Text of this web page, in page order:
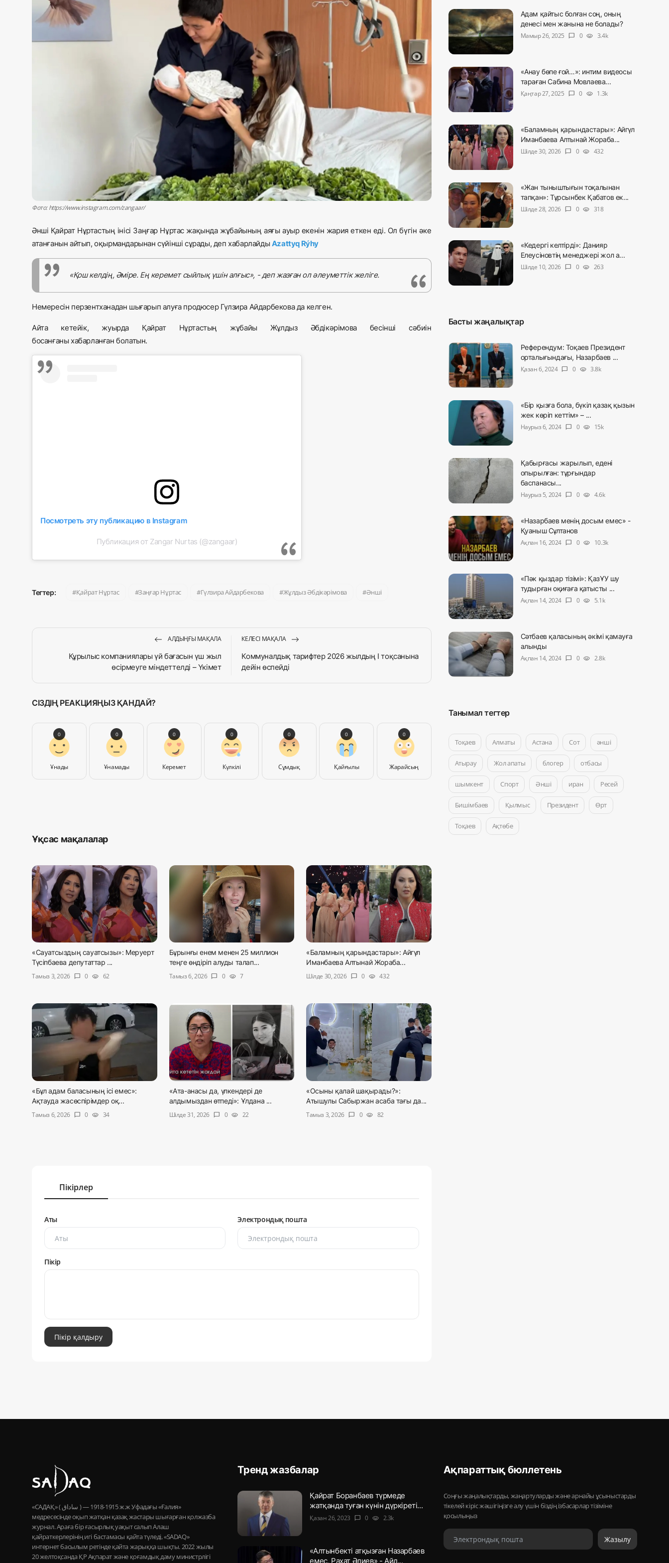
Жаңалықтар
Фото: https://www.instagram.com/zangaar/
Әнші Қайрат Нұртастың інісі Заңғар Нұртас жақында жұбайының аяғы ауыр екенін жария еткен еді. Ол бүгін әке
атанғанын айтып, оқырмандарынан сүйінші сұрады, деп хабарлайды Azattyq Rýhy
«Қош келдің, Әміре. Ең керемет сыйлық үшін алғыс», - деп жазған ол әлеуметтік желіге.
Немересін перзентханадан шығарып алуға продюсер Гүлзира Айдарбекова да келген.
Айта кетейік, жуырда Қайрат Нұртастың жұбайы Жұлдыз Әбдікәрімова бесінші сәбиін
босанғаны хабарланғанболатын.
Посмотреть эту публикацию в Instagram
Публикация от Zangar Nurtas (@zangaar)
Тегтер: Қайрат Нұртас Заңғар Нұртас Гүлзира Айдарбекова Жұлдыз Әбдікәрімова Әнші
АЛДЫҢҒЫ МАҚАЛА
Құрылыс компаниялары үй бағасын үш жыл
өсірмеуге міндеттелді – Үкімет
КЕЛЕСІ МАҚАЛА
Коммуналдық тарифтер 2026 жылдың І тоқсанына
дейін өспейді
СІЗДІҢ РЕАКЦИЯҢЫЗ ҚАНДАЙ?
Ұнады
0
Ұнамады
0
Керемет
0
Күлкілі
0
Сұмдық
0
Қайғылы
0
Жарайсың
0
Ұқсас мақалалар
«Сауатсыздың сауатсызы»: Меруерт
Түсіпбаева депутаттар ...
Тамыз 3, 2026 chat_bubble 0 visibility 62
Бұрынғы енем менен 25 миллион
теңге өндіріп алуды талап...
Тамыз 6, 2026 chat_bubble 0 visibility 7
«Баламның қарындастары»: Айгүл
Иманбаева Алтынай Жораба...
Шілде 30, 2026 chat_bubble 0 visibility 432
«Бұл адам баласының ісі емес»:
Ақтауда жасөспірімдер оқ...
Тамыз 6, 2026
chat_bubble 0 visibility 34
«Ата-анасы да, үлкендері де
алдымыздан өтпеді»: Ұлдана ...
Шілде 31, 2026
chat_bubble 0 visibility 22
«Осыны қалай шақырады?»:
Атышулы Сабыржан асаба тағы да...
Тамыз 3, 2026
chat_bubble 0 visibility 82
Пікірлер
Аты Электрондық пошта
Пікір
Пікір қалдыру
Адам қайтыс болған соң, оның
денесі мен жанына не болады?
Мамыр 26, 2025
chat_bubble 0 visibility 3.4k
«Анау бөпе ғой…»: интим видеосы
тараған Сабина Мовлаева...
Қаңтар 27, 2025
chat_bubble 0 visibility 1.3k
«Баламның қарындастары»: Айгүл
Иманбаева Алтынай Жораба...
Шілде 30, 2026
chat_bubble 0 visibility 432
«Жан тыныштығын тоқалынан
тапқан»: Тұрсынбек Қабатов ек...
Шілде 28, 2026
chat_bubble 0 visibility 318
«Кедергі келтірді»: Данияр
Елеусіновтің менеджері жол а...
Шілде 10, 2026
chat_bubble 0 visibility 263
Басты жаңалықтар
Референдум: Тоқаев Президент
орталығындағы, Назарбаев ...
Қазан 6, 2024 chat_bubble 0 visibility 3.8k
«Бір қызға бола, бүкіл қазақ қызын
жек көріп кеттім» – ...
Наурыз 6, 2024
chat_bubble 0 visibility 15k
Қабырғасы жарылып, едені
опырылған: тұрғындар
баспанасы...
Наурыз 5, 2024
chat_bubble 0 visibility 4.6k
«Назарбаев менің досым емес» -
Қуаныш Сұлтанов
Ақпан 16, 2024
chat_bubble 0 visibility 10.3k
«Пәк қыздар тізімі»: ҚазҰУ шу
тудырған оқиғаға қатысты ...
Ақпан 14, 2024
chat_bubble 0 visibility 5.1k
Сәтбаев қаласының әкімі қамауға
алынды
Ақпан 14, 2024
chat_bubble 0 visibility 2.8k
Танымал тегтер
Тоқаев Алматы Астана Сот әнші
Атырау Жол апаты блогер отбасы
шымкент Спорт Әнші иран Ресей
Бишімбаев Қылмыс Президент Өрт
Тоқаев Ақтөбе
«САДАҚ» ( ساداق ) — 1915-1918 ж.ж Уфадағы «Ғалия»
медресесінде оқып жатқан қазақ жастары шығарған қолжазба
журнал. Араға бір ғасырлық уақыт салып Алаш
қайраткерлерінің игі бастамасы қайта түледі, «SADAQ»
интернет басылым ретінде қайта жарыққа шықты. 2022 жылы
20 желтоқсанда ҚР Ақпарат және қоғамдық даму министрлігі
Тренд жазбалар
Қайрат Боранбаев түрмеде
жатқанда туған күнін дүркіреті...
Қазан 26, 2023 chat_bubble 0 visibility 2.3k
«Алтынбекті атқызған Назарбаев
емес, Рахат Әлиев» - Айд...
Ақпараттық бюллетень
Соңғы жаңалықтарды, жаңартуларды және арнайы ұсыныстарды
тікелей кіріс жәшігіңізге алу үшін біздің ізбасарлар тізіміне
қосылыңыз
Жазылу